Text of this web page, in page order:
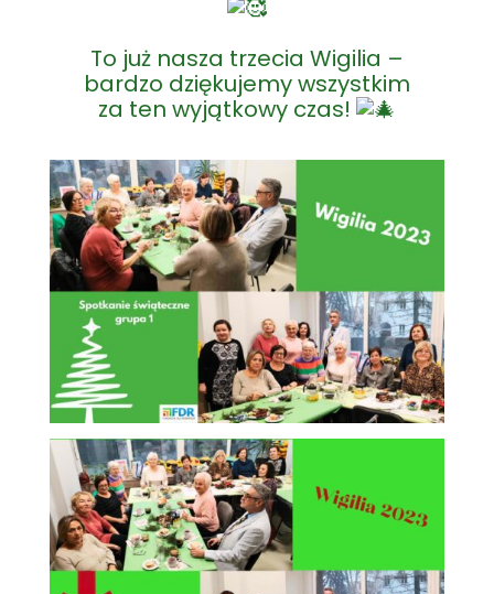
To już nasza trzecia Wigilia –
bardzo dziękujemy wszystkim
za ten wyjątkowy czas!